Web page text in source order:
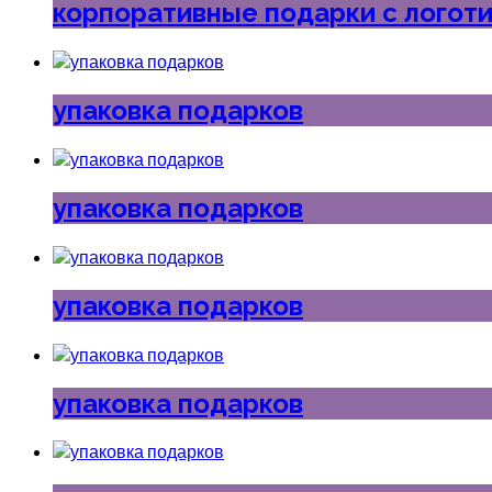
корпоративные подарки с
упаковка подарков
упаковка подарков
упаковка подарков
упаковка подарков